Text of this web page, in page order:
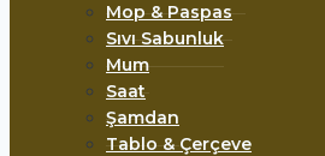
Mop & Paspas
Sıvı Sabunluk
Mum
Saat
Şamdan
Tablo & Çerçeve